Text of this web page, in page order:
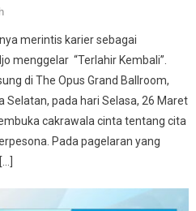
merintis karier sebagai
menggelar “Terlahir Kembali”.
di The Opus Grand Ballroom,
pada hari Selasa, 26 Maret
cakrawala cinta tentang cita
Pada pagelaran yang